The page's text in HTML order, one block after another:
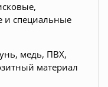
и специальные
медь, ПВХ,
материал